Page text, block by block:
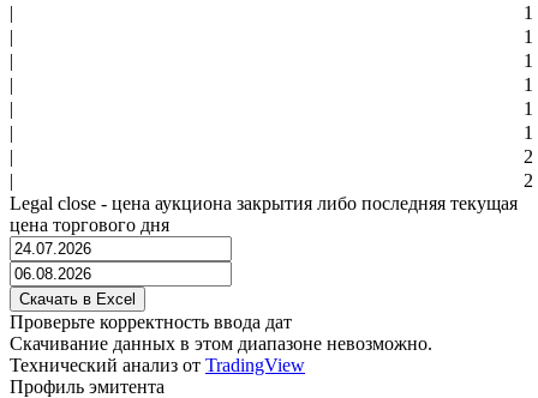
|
1
|
1
|
1
|
1
|
1
|
1
|
2
|
2
Legal close - цена аукциона закрытия либо последняя текущая
цена торгового дня
Проверьте корректность ввода дат
Скачивание данных в этом диапазоне невозможно.
Технический анализ от TradingView
Профиль эмитента